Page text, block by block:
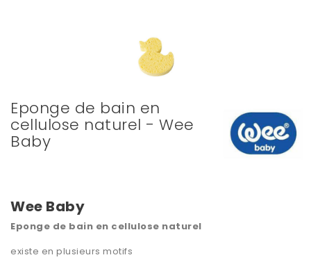
Eponge de bain en
cellulose naturel - Wee
Baby
Wee Baby
Eponge de bain en cellulose naturel
existe en plusieurs motifs